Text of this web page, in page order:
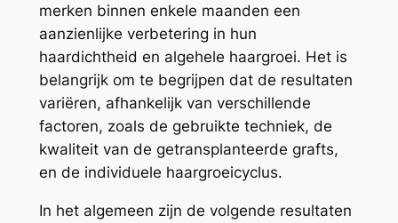
merken binnen enkele maanden een
aanzienlijke verbetering in hun
haardichtheid en algehele haargroei. Het is
belangrijk om te begrijpen dat de resultaten
variëren, afhankelijk van verschillende
factoren, zoals de gebruikte techniek, de
kwaliteit van de getransplanteerde grafts,
en de individuele haargroeicyclus.
In het algemeen zijn de volgende resultaten